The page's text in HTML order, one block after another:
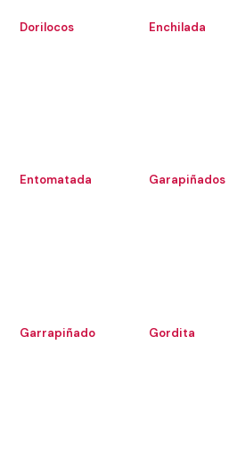
Dorilocos Enchilada
Entomatada Garapiñados
Garrapiñado Gordita